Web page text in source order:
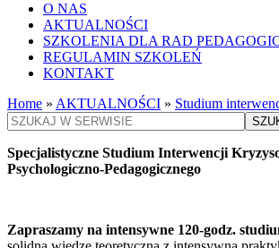
O NAS
AKTUALNOŚCI
SZKOLENIA DLA RAD
REGULAMIN SZKOLEŃ
KONTAKT
Home » AKTUALNOŚCI » Studium
Specjalistyczne Studium Interwencji
Psychologiczno-Pedagogicznego
Zapraszamy na intensywne 120-godz.